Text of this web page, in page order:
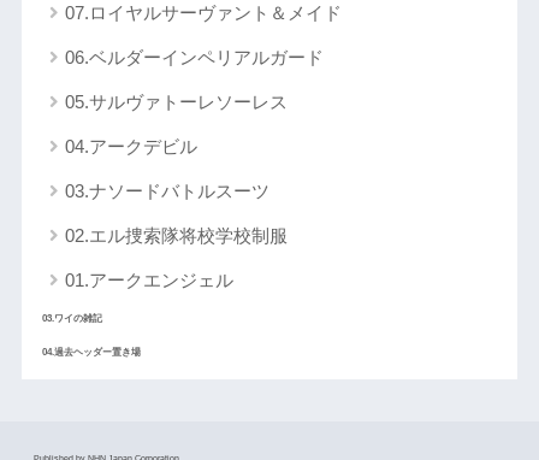
07.ロイヤルサーヴァント＆メイド
06.ベルダーインペリアルガード
05.サルヴァトーレソーレス
04.アークデビル
03.ナソードバトルスーツ
02.エル捜索隊将校学校制服
01.アークエンジェル
03.ワイの雑記
04.過去ヘッダー置き場